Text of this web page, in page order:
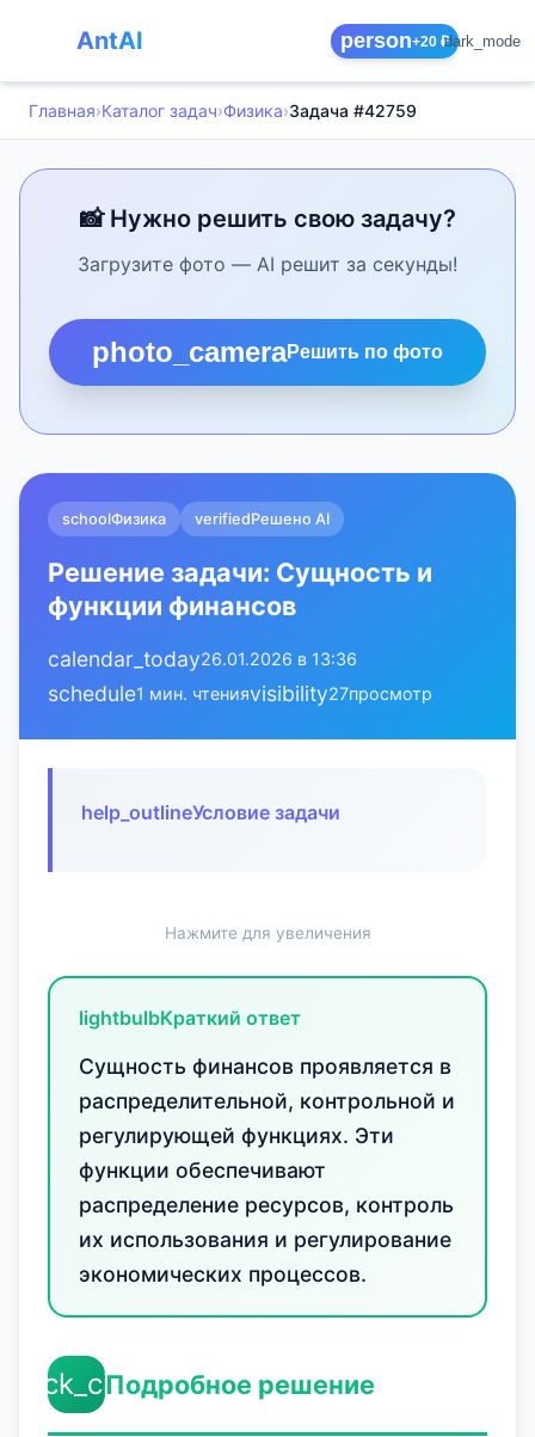
AntAI person+20 ₽dark_mode
Главная›Каталог задач›Физика›Задача #42759
📸 Нужно решить свою задачу?
Загрузите фото — AI решит за секунды!
photo_cameraРешить по фото
schoolФизика verifiedРешено AI
Решение задачи: Сущность и
функции финансов
calendar_today26.01.2026 в 13:36
schedule1 мин. чтенияvisibility27просмотр
help_outlineУсловие задачи
Нажмите для увеличения
lightbulbКраткий ответ
Сущность финансов проявляется в
распределительной, контрольной и
регулирующей функциях. Эти
функции обеспечивают
распределение ресурсов, контроль
их использования и регулирование
экономических процессов.
Подробное решение